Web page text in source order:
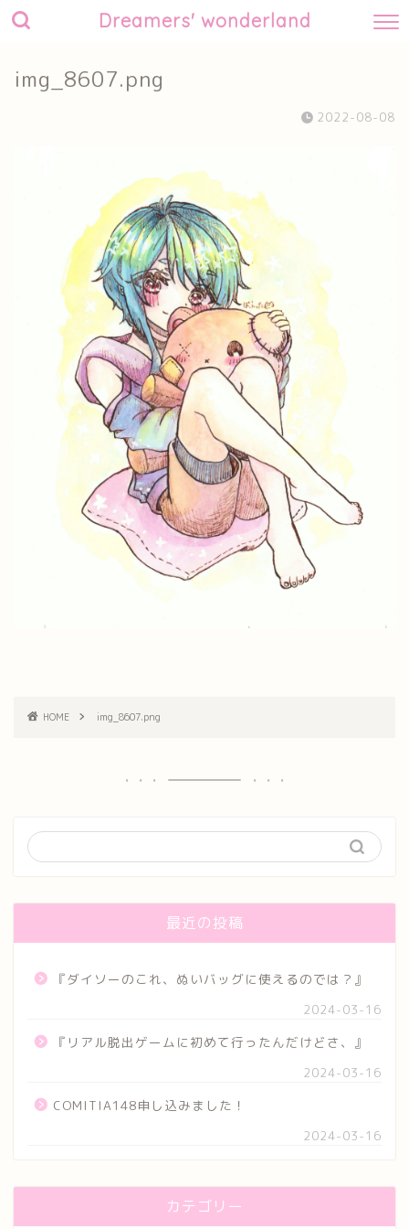
Dreamers' wonderland
img_8607.png
2022-08-08
HOME img_8607.png
最近の投稿
『ダイソーのこれ、ぬいバッグに使えるのでは？』
2024-03-16
『リアル脱出ゲームに初めて行ったんだけどさ、』
2024-03-16
COMITIA148申し込みました！
2024-03-16
カテゴリー